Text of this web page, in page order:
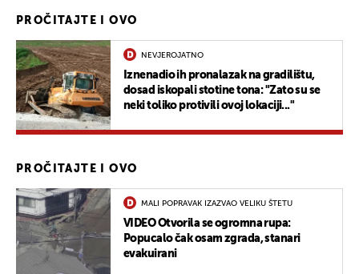
PROČITAJTE I OVO
NEVJEROJATNO
Iznenadio ih pronalazak na gradilištu,
dosad iskopali stotine tona: "Zato su se
neki toliko protivili ovoj lokaciji..."
PROČITAJTE I OVO
MALI POPRAVAK IZAZVAO VELIKU ŠTETU
VIDEO Otvorila se ogromna rupa:
Popucalo čak osam zgrada, stanari
evakuirani